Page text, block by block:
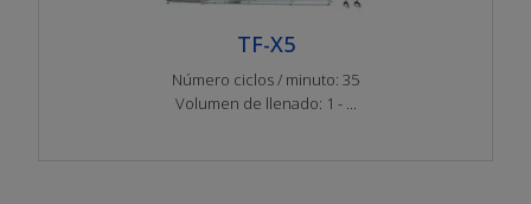
TF-X5
Número ciclos / minuto: 35
Volumen de llenado: 1 - ...